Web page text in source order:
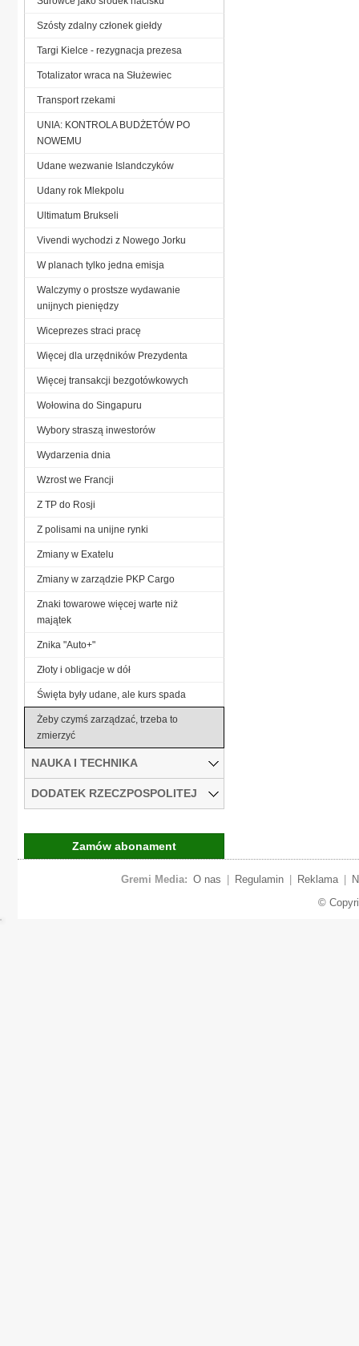
Szósty zdalny członek giełdy
Targi Kielce - rezygnacja prezesa
Totalizator wraca na Służewiec
Transport rzekami
UNIA: KONTROLA BUDŻETÓW PO
NOWEMU
Udane wezwanie Islandczyków
Udany rok Mlekpolu
Ultimatum Brukseli
Vivendi wychodzi z Nowego Jorku
W planach tylko jedna emisja
Walczymy o prostsze wydawanie
unijnych pieniędzy
Wiceprezes straci pracę
Więcej dla urzędników Prezydenta
Więcej transakcji bezgotówkowych
Wołowina do Singapuru
Wybory straszą inwestorów
Wydarzenia dnia
Wzrost we Francji
Z TP do Rosji
Z polisami na unijne rynki
Zmiany w Exatelu
Zmiany w zarządzie PKP Cargo
Znaki towarowe więcej warte niż
majątek
Znika "Auto+"
Złoty i obligacje w dół
Święta były udane, ale kurs spada
Żeby czymś zarządzać, trzeba to
zmierzyć
NAUKA I TECHNIKA
DODATEK RZECZPOSPOLITEJ
Zamów abonament
Gremi Media: O nas Regulamin Reklama
©